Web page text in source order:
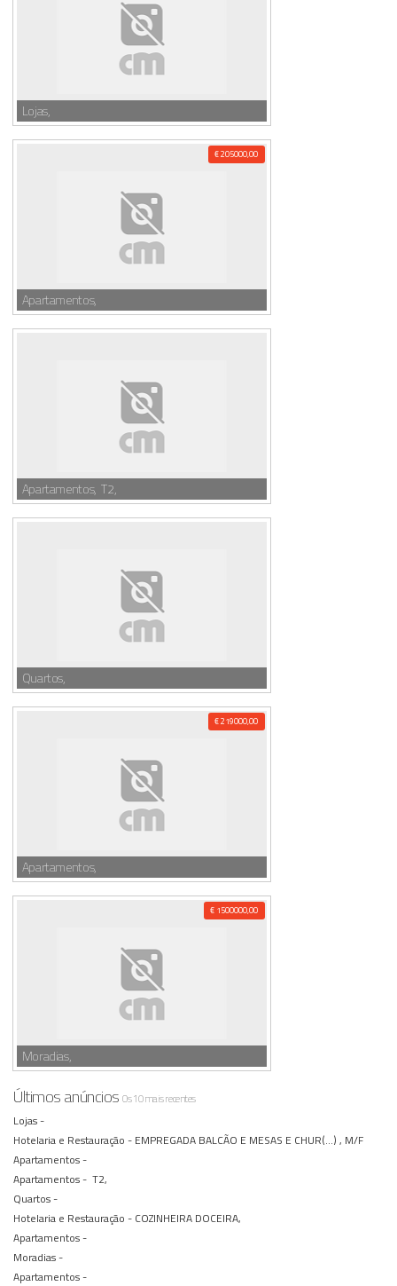
Lojas,
€ 205000,00
Apartamentos,
Apartamentos, T2,
Quartos,
€ 219000,00
Apartamentos,
€ 1500000,00
Moradias,
Últimos anúnciosOs 10 mais recentes
Lojas -
Hotelaria e Restauração - EMPREGADA BALCÃO E MESAS E CHUR(...) , M/F
Apartamentos -
Apartamentos - T2,
Quartos -
Hotelaria e Restauração - COZINHEIRA DOCEIRA,
Apartamentos -
Moradias -
Apartamentos -